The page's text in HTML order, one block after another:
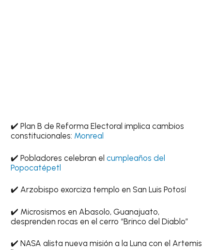
✔️ Plan B de Reforma Electoral implica cambios
constitucionales: Monreal
✔️ Pobladores celebran elcumpleaños del
Popocatépetl
✔️ Arzobispo exorciza templo en San Luis Potosí
✔️ Microsismos en Abasolo, Guanajuato,
desprenden rocas en el cerro “Brinco del Diablo”
✔️ NASA alista nueva misión a la Luna con el Artemis